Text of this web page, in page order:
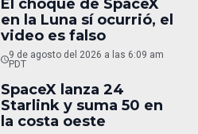
El choque de SpaceX
en la Luna sí ocurrió, el
video es falso
9 de agosto del 2026 a las 6:09 am
PDT
SpaceX lanza 24
Starlink y suma 50 en
la costa oeste